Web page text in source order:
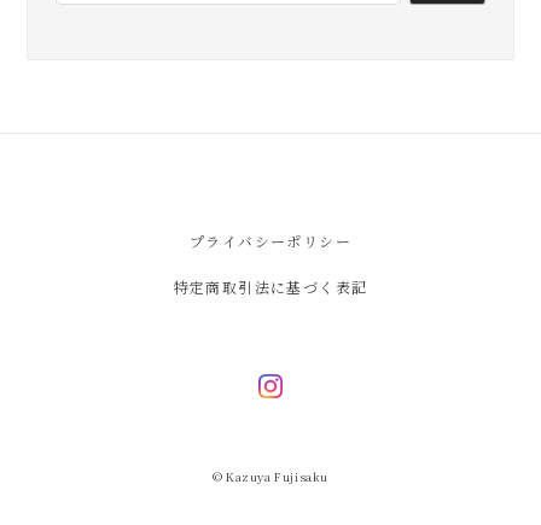
プライバシーポリシー
特定商取引法に基づく表記
© Kazuya Fujisaku